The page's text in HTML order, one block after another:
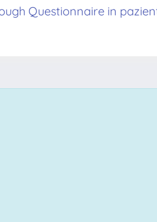
Questionnaire in